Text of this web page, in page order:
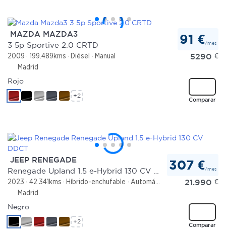
MAZDA MAZDA3
3 5p Sportive 2.0 CRTD
2009 199.489kms Diésel
Manual
Madrid
91 €/mes
5290 €
Comparar
Rojo
+2
JEEP RENEGADE
2023 42.341kms Híbrido-enchufable
Automático
Madrid
307 €/mes
21.990 €
Comparar
Negro
+2